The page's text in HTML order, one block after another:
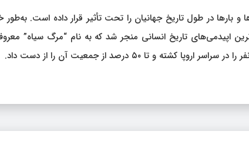
و بارها در طول تاریخ جهانیان را تحت تأثیر قرار داده است.
اپیدمی‌های تاریخ انسانی منجر شد که به نام “مرگ سیاه”